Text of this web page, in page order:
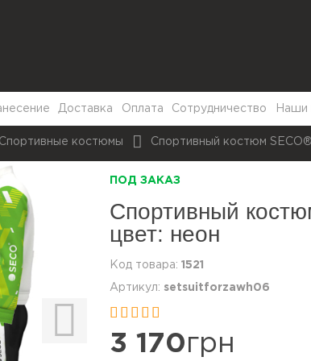
Доставка Оплата Сотрудничество Наши
Спортивные костюмы Спортивный костюм
ПОД ЗАКАЗ
Спортивный
цвет: неон
1521
setsuitforzawh06


3 170грн